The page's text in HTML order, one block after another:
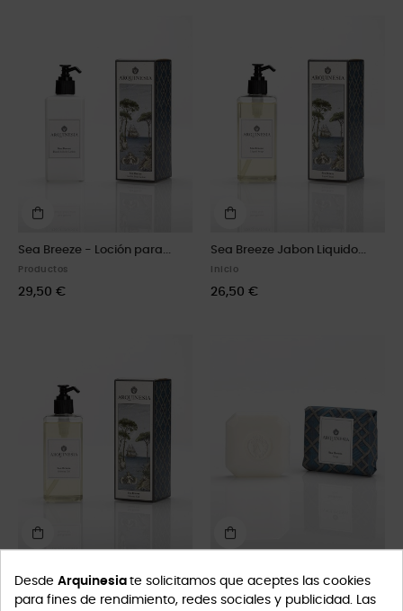
Sea Breeze - Loción para...
Productos
29,50 €
Sea Breeze Jabon Liquido...
Inicio
26,50 €
ml
Inicio
Desde Arquinesia te solicitamos que aceptes las cookies
para fines de rendimiento, redes sociales y publicidad. Las